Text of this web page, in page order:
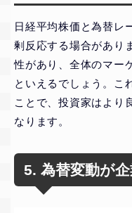
日経平均株価と為替レ
剰反応する場合があり
性があり、全体のマー
といえるでしょう。こ
ことで、投資家はより
なります。
5. 為替変動が